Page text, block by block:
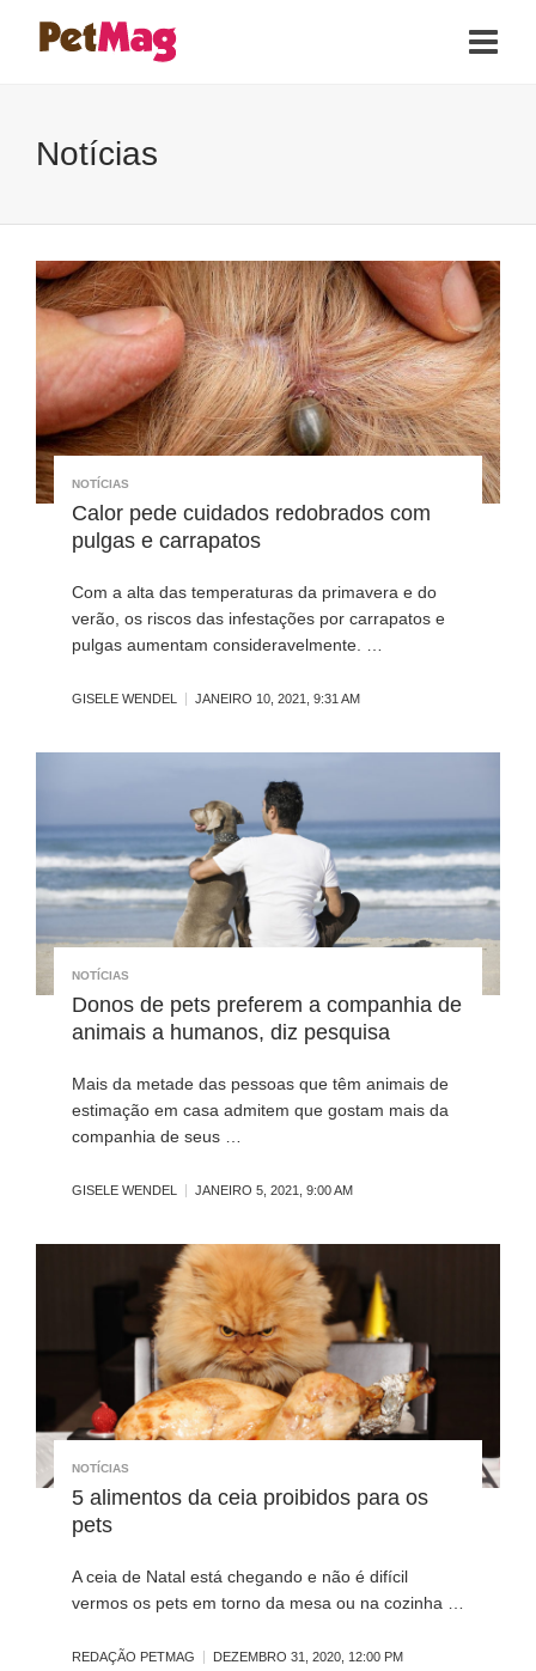
Notícias
NOTÍCIAS
Calor pede cuidados redobrados com
pulgas e carrapatos
Com a alta das temperaturas da primavera e do
verão, os riscos das infestações por carrapatos e
pulgas aumentam consideravelmente. …
GISELE WENDEL JANEIRO 10, 2021, 9:31 AM
NOTÍCIAS
Donos de pets preferem a companhia de
animais a humanos, diz pesquisa
Mais da metade das pessoas que têm animais de
estimação em casa admitem que gostam mais da
companhia de seus …
GISELE WENDEL JANEIRO 5, 2021, 9:00 AM
NOTÍCIAS
5 alimentos da ceia proibidos para os
pets
A ceia de Natal está chegando e não é difícil
vermos os pets em torno da mesa ou na cozinha …
REDAÇÃO PETMAG DEZEMBRO 31, 2020, 12:00 PM